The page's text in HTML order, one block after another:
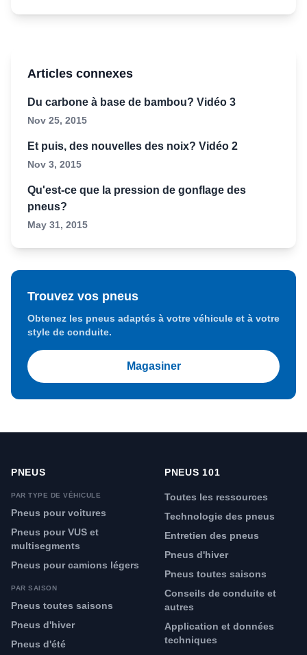
Articles connexes
Du carbone à base de bambou? Vidéo 3
Nov 25, 2015
Et puis, des nouvelles des noix? Vidéo 2
Nov 3, 2015
Qu'est-ce que la pression de gonflage des
pneus?
May 31, 2015
Trouvez vos pneus
Obtenez les pneus adaptés à votre véhicule et à votre
style de conduite.
Magasiner
PNEUS
PAR TYPE DE VÉHICULE
Pneus pour voitures
Pneus pour VUS et
multisegments
Pneus pour camions légers
PAR SAISON
Pneus toutes saisons
Pneus d'hiver
Pneus d'été
PNEUS 101
Toutes les ressources
Technologie des pneus
Entretien des pneus
Pneus d'hiver
Pneus toutes saisons
Conseils de conduite et
autres
Application et données
techniques